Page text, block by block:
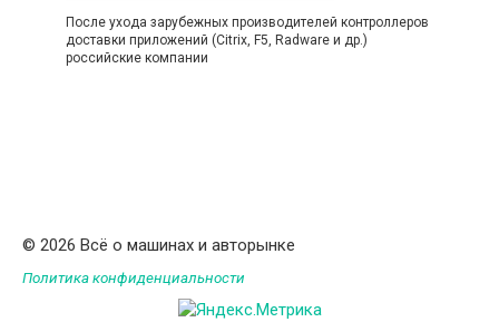
После ухода зарубежных производителей контроллеров
доставки приложений (Citrix, F5, Radware и др.)
российские компании
© 2026 Всё о машинах и авторынке
Политика конфиденциальности